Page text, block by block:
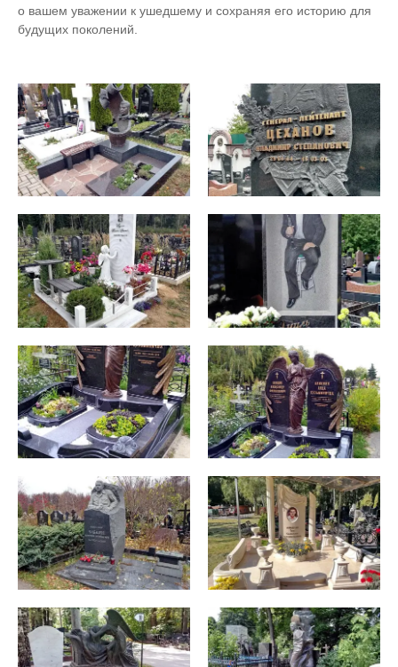
о вашем уважении к ушедшему и сохраняя его историю для
будущих поколений.